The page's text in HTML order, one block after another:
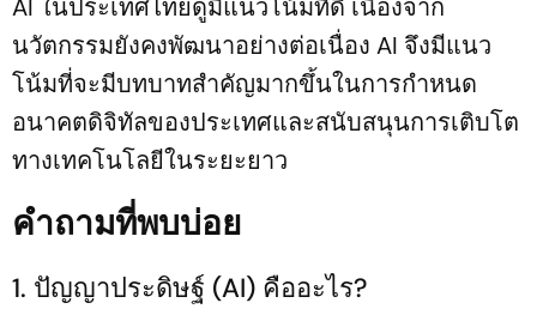
AI ในประเทศไทยดูมีแนวโน้มที่ดี เนื่องจาก
นวัตกรรมยังคงพัฒนาอย่างต่อเนื่อง AI จึงมีแนว
โน้มที่จะมีบทบาทสำคัญมากขึ้นในการกำหนด
อนาคตดิจิทัลของประเทศและสนับสนุนการเติบโต
ทางเทคโนโลยีในระยะยาว
คำถามที่พบบ่อย
1. ปัญญาประดิษฐ์ (AI) คืออะไร?